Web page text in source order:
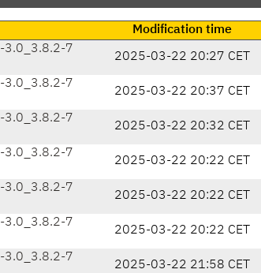
Modification time
3.0_3.8.2-7
2025-03-22 20:27 CET
3.0_3.8.2-7
2025-03-22 20:37 CET
3.0_3.8.2-7
2025-03-22 20:32 CET
3.0_3.8.2-7
2025-03-22 20:22 CET
3.0_3.8.2-7
2025-03-22 20:22 CET
3.0_3.8.2-7
2025-03-22 20:22 CET
3.0_3.8.2-7
2025-03-22 21:58 CET